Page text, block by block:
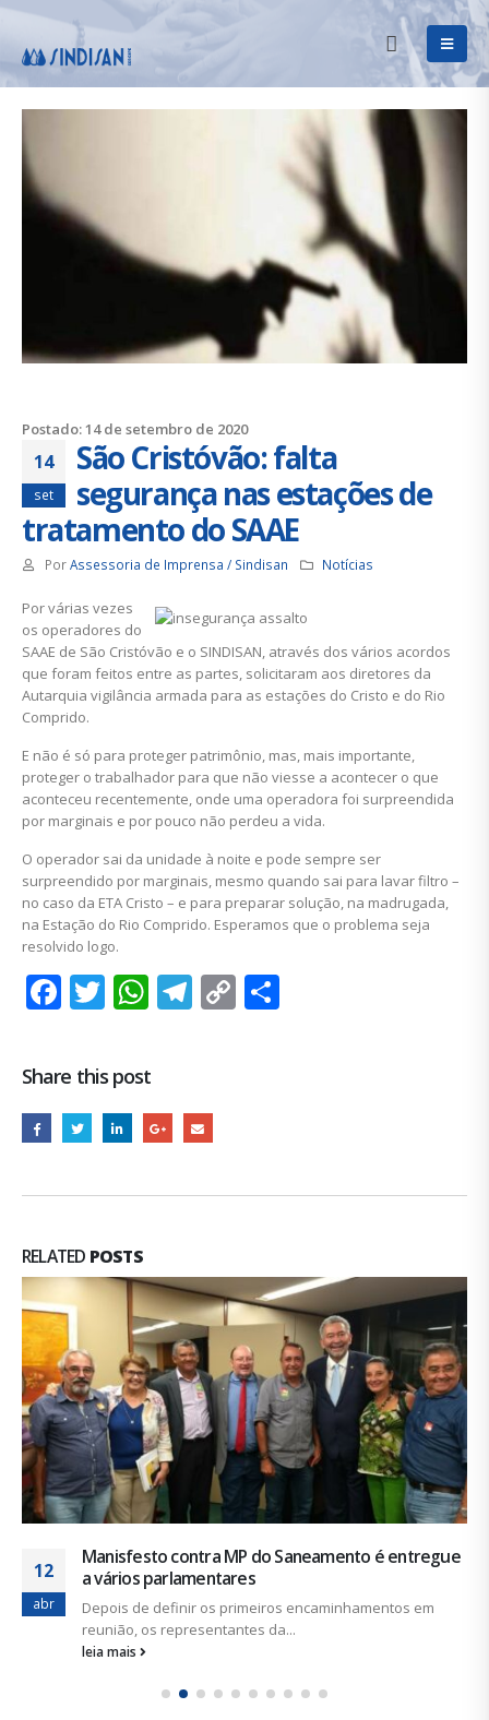
Postado: 14 de setembro de 2020
14
set
São Cristóvão: falta
segurança nas estações de
tratamento do SAAE
PorAssessoria de Imprensa / Sindisan Notícias
Por várias vezes
os operadores do
SAAE de São Cristóvão e o SINDISAN, através dos vários acordos
que foram feitos entre as partes, solicitaram aos diretores da
Autarquia vigilância armada para as estações do Cristo e do Rio
Comprido.
E não é só para proteger patrimônio, mas, mais importante,
proteger o trabalhador para que não viesse a acontecer o que
aconteceu recentemente, onde uma operadora foi surpreendida
por marginais e por pouco não perdeu a vida.
O operador sai da unidade à noite e pode sempre ser
surpreendido por marginais, mesmo quando sai para lavar filtro –
no caso da ETA Cristo – e para preparar solução, na madrugada,
na Estação do Rio Comprido. Esperamos que o problema seja
resolvido logo.
Facebook
Twitter
WhatsApp
Telegram
Copy
Share this post
RELATED POSTS
12
abr
Manisfesto contra MP do Saneamento é entregue
a vários parlamentares
Depois de definir os primeiros encaminhamentos em
reunião, os representantes da...
leia mais